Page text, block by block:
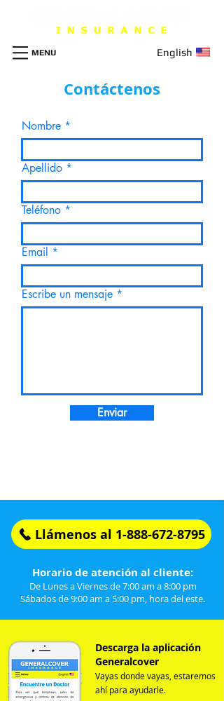
English
MENU
Contáctenos
Nombre
Apellido
Teléfono
Email
Escribe un mensaje
Enviar
Llámenos al 1-888-672-8795
Horario de atención al cliente:
De Lunes a Viernes de 7:00 am a 8:00 pm
Sábados de 9:00 am a 5:00 pm, hora del este.
Descarga la aplicación
Generalcover
Vayas donde vayas, estaremos
ahí para ayudarle.